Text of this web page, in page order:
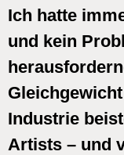
Ich hatte
und kein
Industrie
Artists – und